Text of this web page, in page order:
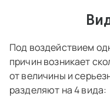
Под воздействием
причин возникает
от величины и
разделяют на 4 вида: